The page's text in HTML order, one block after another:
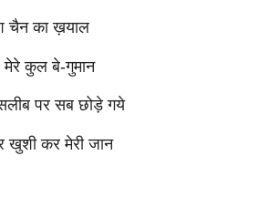
चैन का ख़याल
मेरे कुल बे-गुमान
पर सब छोड़े गये
खुशी कर मेरी जान